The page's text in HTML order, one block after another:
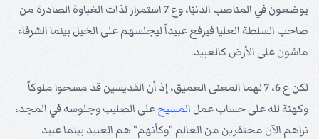
يوضعون في المناصب الدنيّا، وع 7 استمرار لذات الغباوة الصادرة من
صاحب السلطة العليا فيرفع عبيداً ليجلسهم على الخيل بينما الشرفاء
ماشون على الأرض كالعبيد.
لكن ع 6، 7 لهما المعنى العميق، إذ أن القديسين قد مسحوا ملوكاً
وكهنة لله على حساب عمل المسيحعلى الصليب وجلوسه في المجد،
نراهم الآن محتقرين من العالم "وكأنهم" هم العبيد بينما عبيد